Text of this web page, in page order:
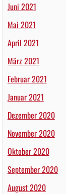
Juni 2021
Mai 2021
April 2021
März 2021
Februar 2021
Januar 2021
Dezember 2020
November 2020
Oktober 2020
September 2020
August 2020